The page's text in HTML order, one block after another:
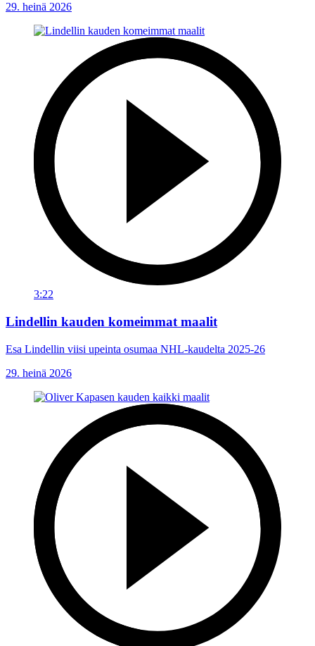
29. heinä 2026
3:22
Lindellin kauden komeimmat maalit
Esa Lindellin viisi upeinta osumaa NHL-kaudelta 2025-26
29. heinä 2026